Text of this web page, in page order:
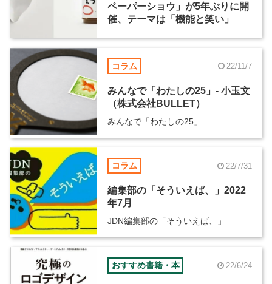
ペーパーショウ」が5年ぶりに開
催、テーマは「機能と笑い」
コラム 22/11/7
みんなで「わたしの25」- 小玉文
（株式会社BULLET）
みんなで「わたしの25」
コラム 22/7/31
編集部の「そういえば、」2022
年7月
JDN編集部の「そういえば、」
おすすめ書籍・本 22/6/24